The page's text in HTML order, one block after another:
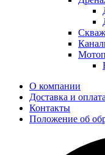
О компании
Доставка и оплата
Контакты
Положение об